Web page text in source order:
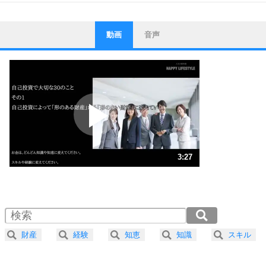
1
ストレス対策
他人と比べない。
いっそのこと、他人を見ない。
いらいらしない人になる30の方法
プラス思考
ポジティブになれない原因は、行動しないから。
ポジティブ思考になる30の方法
ストレス対策
人生、なんとかなるもの。
気楽に生きる30の方法
4 器の大きい人は、怒りを優しさで表現する。
プラス思考
動画 音声
3:27
2.0倍速 （407KB 1分43秒）
2.5倍速 （326KB 1分23秒）
3.0倍速 （272KB 1分9秒）
財産 経験 知恵 知識 スキル